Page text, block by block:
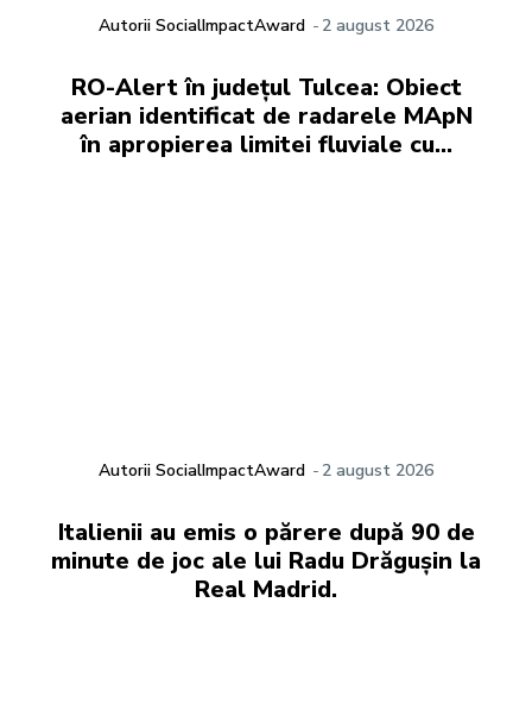
Autorii SocialImpactAward - 2 august 2026
RO-Alert în județul Tulcea: Obiect
aerian identificat de radarele MApN
în apropierea limitei fluviale cu…
Autorii SocialImpactAward - 2 august 2026
Italienii au emis o părere după 90 de
minute de joc ale lui Radu Drăgușin la
Real Madrid.